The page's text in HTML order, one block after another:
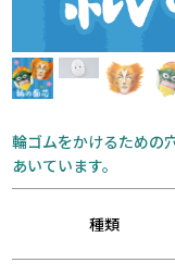
輪ゴムをかけるための
あいています。
種類